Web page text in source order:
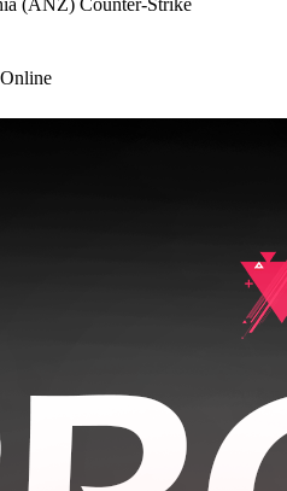
(ANZ) Counter-Strike
Online